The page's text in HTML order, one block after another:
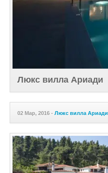
Люкс вилла Ариади
02 Мар, 2016 - Люкс вилла Ариади